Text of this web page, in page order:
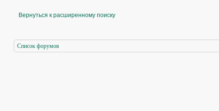
Вернуться к расширенному поиску
Список форумов